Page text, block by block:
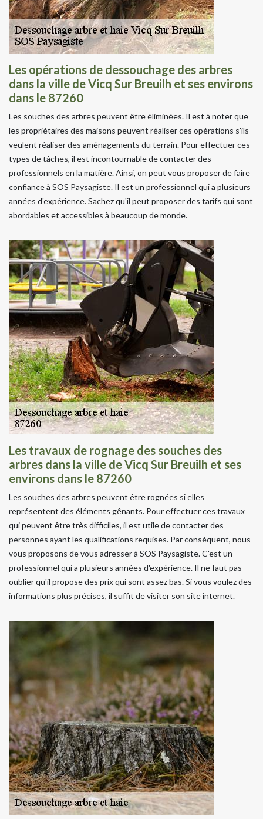
Les opérations de dessouchage des arbres
dans la ville de Vicq Sur Breuilh et ses environs
dans le 87260
Les souches des arbres peuvent être éliminées. Il est à noter que
les propriétaires des maisons peuvent réaliser ces opérations s'ils
veulent réaliser des aménagements du terrain. Pour effectuer ces
types de tâches, il est incontournable de contacter des
professionnels en la matière. Ainsi, on peut vous proposer de faire
confiance à SOS Paysagiste. Il est un professionnel qui a plusieurs
années d'expérience. Sachez qu'il peut proposer des tarifs qui sont
abordables et accessibles à beaucoup de monde.
Les travaux de rognage des souches des
arbres dans la ville de Vicq Sur Breuilh et ses
environs dans le 87260
Les souches des arbres peuvent être rognées si elles
représentent des éléments gênants. Pour effectuer ces travaux
qui peuvent être très difficiles, il est utile de contacter des
personnes ayant les qualifications requises. Par conséquent, nous
vous proposons de vous adresser à SOS Paysagiste. C'est un
professionnel qui a plusieurs années d'expérience. Il ne faut pas
oublier qu'il propose des prix qui sont assez bas. Si vous voulez des
informations plus précises, il suffit de visiter son site internet.